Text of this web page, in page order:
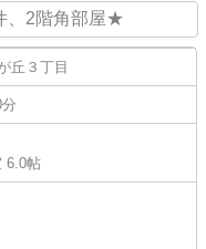
、2階角部屋★
丘 ３丁目
6.0帖